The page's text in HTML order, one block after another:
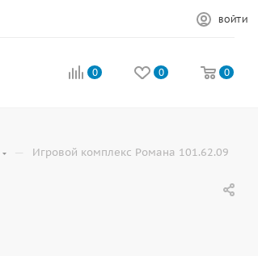
ВОЙТИ
0 0 0
— Игровой комплекс Романа 101.62.09